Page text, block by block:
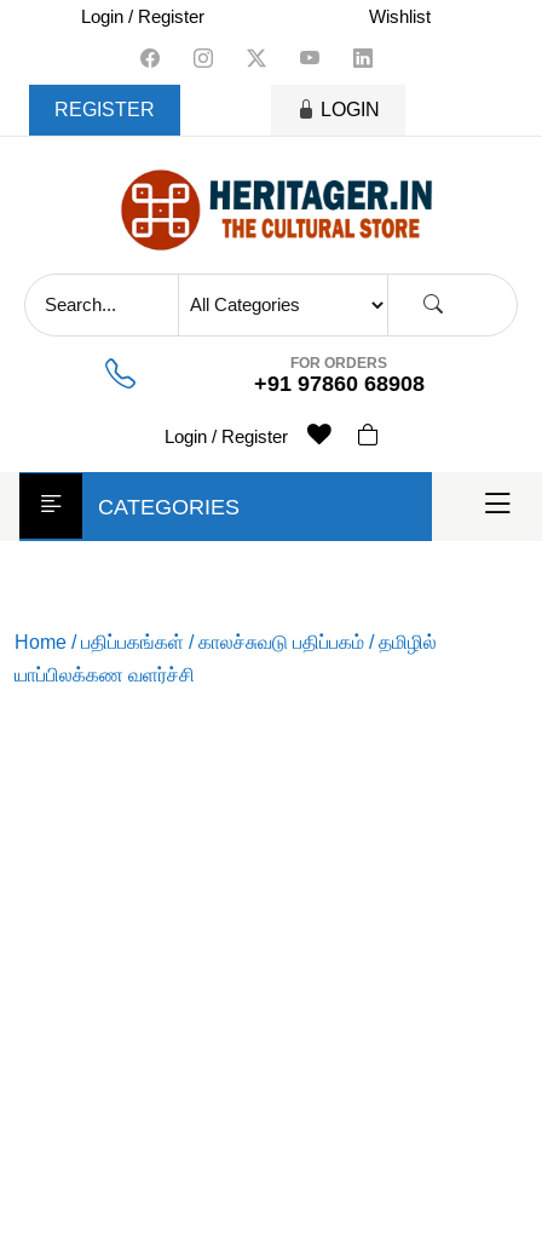
content
Login / Register Wishlist
REGISTER LOGIN
FOR ORDERS
+91 97860 68908
Login / Register
CATEGORIES
Home /பதிப்பகங்கள் /காலச்சுவடு பதிப்பகம் / தமிழில்
யாப்பிலக்கண வளர்ச்சி